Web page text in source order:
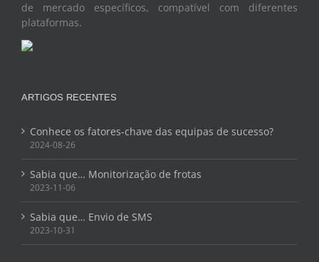
de mercado específicos, compatível com diferentes
plataformas.
ARTIGOS RECENTES
Conhece os fatores-chave das equipas de sucesso?
2024-08-26
Sabia que… Monitorização de frotas
2023-11-06
Sabia que… Envio de SMS
2023-10-31